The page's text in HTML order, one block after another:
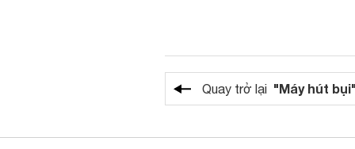
Quay trở lại "Máy hút